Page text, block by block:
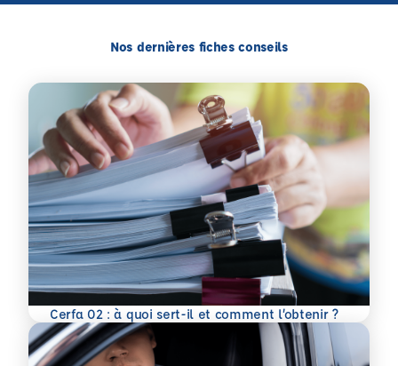
Nos dernières fiches conseils
Cerfa 02 : à quoi sert-il et comment l’obtenir ?
En savoir plus